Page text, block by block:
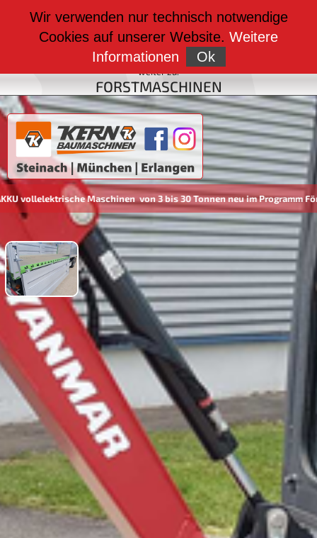
Maschinen von 3 bis 30 Tonnen neu im Programm
BAUMASCHINEN
weiter zu:
FAHRZEUGBAU
weiter zu:
FORSTMASCHINEN
Wir verwenden nur technisch notwendige
Cookies auf unserer Website. Weitere
Informationen
Ok